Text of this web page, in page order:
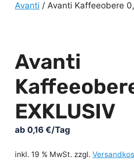
Avanti / Avanti Kaffeeobere
Avanti
EXKLUSIV
ab 0,16 €/Tag
inkl. 19 % MwSt. zzgl.